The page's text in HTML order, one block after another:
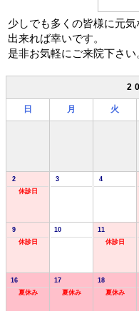
少しでも多くの皆様に元
出来れば幸いです。
是非お気軽にご来院下さい
日 月 火
2
休診日
3 4
9
休診日
10
11
休診日
16
夏休み
17
夏休み
18
夏休み